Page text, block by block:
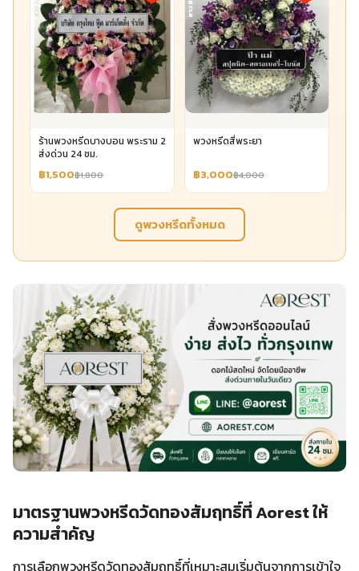
ร้านพวงหรีดบางบอน พระราม 2
ส่งด่วน 24 ชม.
฿1,500฿1,800
พวงหรีดสี่พระยา
฿3,000฿4,000
ดูพวงหรีดทั้งหมด
มาตรฐานพวงหรีดวัดทองสัมฤทธิ์ที่ Aorest ให้
ความสำคัญ
การเลือกพวงหรีดวัดทองสัมฤทธิ์ที่เหมาะสมเริ่มต้นจากการเข้าใจ